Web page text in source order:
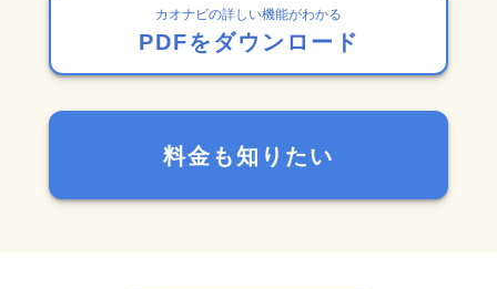
カオナビの詳しい機能がわかる
PDFをダウンロード
料金も知りたい